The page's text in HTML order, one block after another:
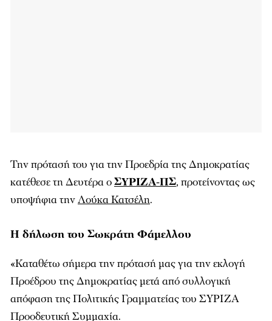
Την πρότασή του για την Προεδρία της Δημοκρατίας
κατέθεσε τη Δευτέρα οΣΥΡΙΖΑ-ΠΣ, προτείνοντας ως
υποψήφια τηνΛούκα Κατσέλη.
Η δήλωση του Σωκράτη Φάμελλου
«Καταθέτω σήμερα την πρότασή μας για την εκλογή
Προέδρου της Δημοκρατίας μετά από συλλογική
απόφαση της Πολιτικής Γραμματείας του ΣΥΡΙΖΑ
Προοδευτική Συμμαχία.